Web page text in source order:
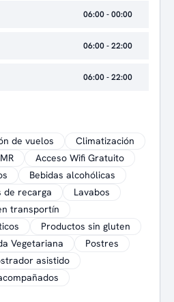
06:00 - 00:00
06:00 - 22:00
06:00 - 22:00
de vuelos
Climatización
Acceso Wifi Gratuito
Bebidas alcohólicas
de recarga
Lavabos
transportín
Productos sin gluten
Vegetariana
Postres
asistido